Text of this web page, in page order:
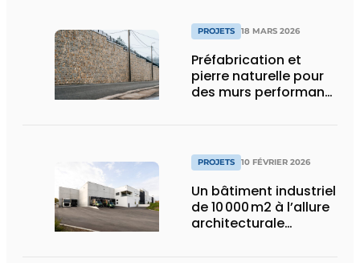
PROJETS 18 MARS 2026
Préfabrication et
pierre naturelle pour
des murs performants
PROJETS 10 FÉVRIER 2026
Un bâtiment industriel
de 10 000 m2 à l’allure
architecturale